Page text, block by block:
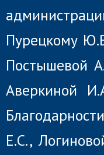
Пурецкому
Постышевой
Аверкиной
Е.С.,